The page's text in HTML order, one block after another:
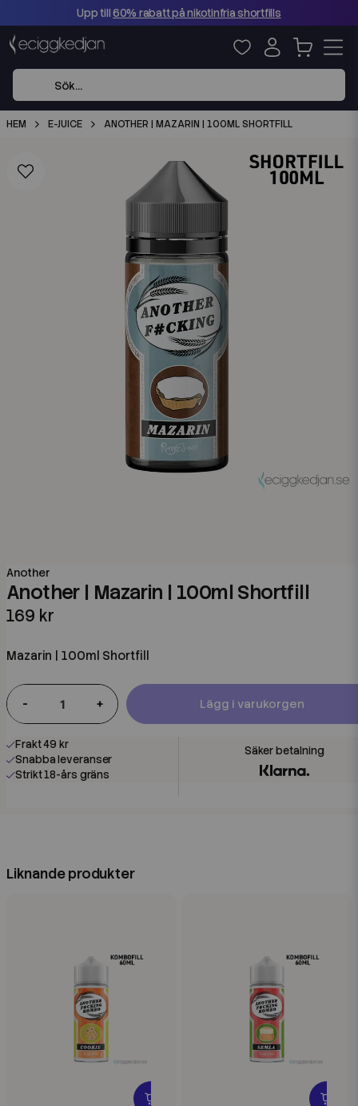
Upp till60% rabatt på nikotinfria shortfills
HEM E-JUICE ANOTHER | MAZARIN | 100ML SHORTFILL
Another
Another | Mazarin | 100ml Shortfill
169 kr
Mazarin | 100ml Shortfill
- + Lägg i varukorgen
Frakt 49 kr
Snabba leveranser
Strikt 18-års gräns
Liknande produkter